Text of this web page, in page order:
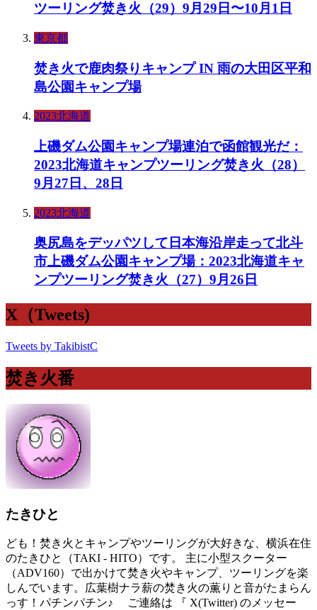
ツーリング焚き火（29）9月29日〜10月1日
東京都
焚き火で鹿肉祭りキャンプ IN 雨の大田区平和
島公園キャンプ場
2023北海道
上磯ダム公園キャンプ場連泊で函館観光だ：
2023北海道キャンプツーリング焚き火（28）
9月27日、28日
2023北海道
奥尻島をデッパツして日本海沿岸走って北斗
市上磯ダム公園キャンプ場：2023北海道キャ
ンプツーリング焚き火（27）9月26日
X（Tweets)
Tweets by TakibistC
焚き火番
たきひと
ども！焚き火とキャンプやツーリングが大好きな、横浜在住
のたきひと（TAKI - HITO）です。 主に小型スクーター
（ADV160）で出かけて焚き火やキャンプ、ツーリングを楽
しんでいます。広葉樹ナラ薪の焚き火の薫りと音がたまらん
っす！パチンパチン♪ ご連絡は 『 X(Twitter) のメッセー